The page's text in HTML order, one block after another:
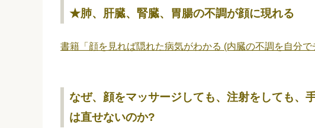
★肺、肝臓、腎臓、胃腸の不調が顔に現れる
書籍「顔を見れば隠れた病気がわかる (内臓の不調を自分で
なぜ、顔をマッサージしても、注射をしても、
は直せないのか?